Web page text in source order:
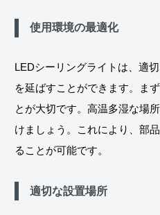
使用環境の最適化
LEDシーリングライトは、適
を延ばすことができます。ま
とが大切です。高温多湿な場
けましょう。これにより、部
ることが可能です。
適切な設置場所